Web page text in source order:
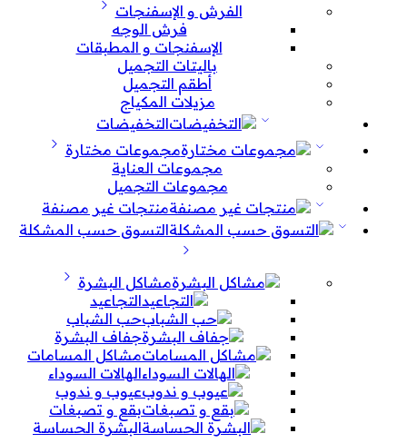
الفرش و الإسفنجات
فرش الوجه
الإسفنجات و المطبقات
باليتات التجميل
أطقم التجميل
مزيلات المكياج
التخفيضات
مجموعات مختارة
مجموعات العناية
مجموعات التجميل
منتجات غير مصنفة
التسوق حسب المشكلة
مشاكل البشرة
التجاعيد
حب الشباب
جفاف البشرة
مشاكل المسامات
الهالات السوداء
عيوب و ندوب
بقع و تصبغات
البشرة الحساسة